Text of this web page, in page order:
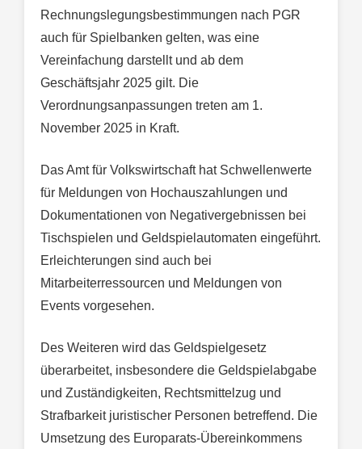
Rechnungslegungsbestimmungen nach PGR
auch für Spielbanken gelten, was eine
Vereinfachung darstellt und ab dem
Geschäftsjahr 2025 gilt. Die
Verordnungsanpassungen treten am 1.
November 2025 in Kraft.
Das Amt für Volkswirtschaft hat Schwellenwerte
für Meldungen von Hochauszahlungen und
Dokumentationen von Negativergebnissen bei
Tischspielen und Geldspielautomaten eingeführt.
Erleichterungen sind auch bei
Mitarbeiterressourcen und Meldungen von
Events vorgesehen.
Des Weiteren wird das Geldspielgesetz
überarbeitet, insbesondere die Geldspielabgabe
und Zuständigkeiten, Rechtsmittelzug und
Strafbarkeit juristischer Personen betreffend. Die
Umsetzung des Europarats-Übereinkommens